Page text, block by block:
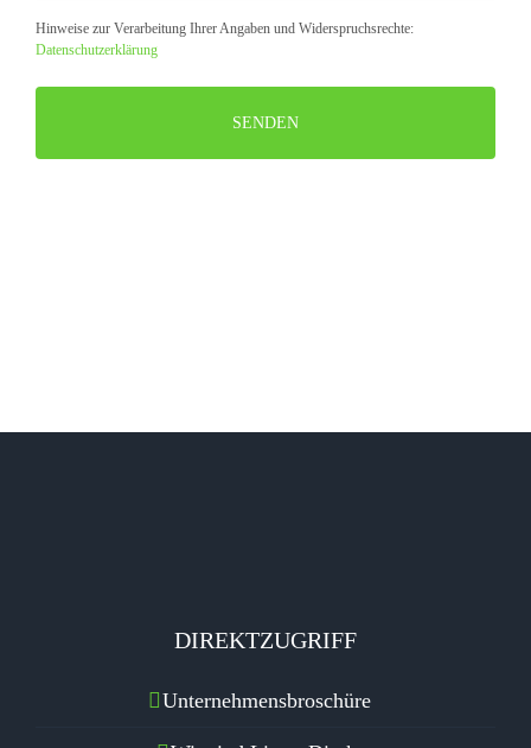
Hinweise zur Verarbeitung Ihrer Angaben und Widerspruchsrechte:
Datenschutzerklärung
dieses
DIREKTZUGRIFF
Unternehmensbroschüre